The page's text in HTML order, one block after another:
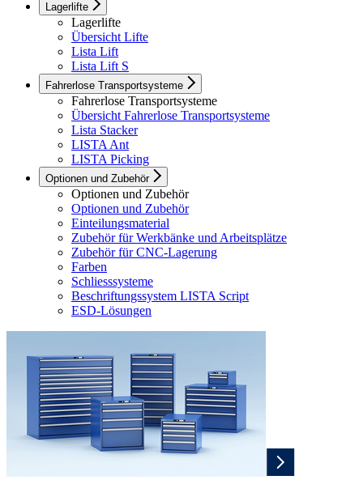
Lagerlifte
Lagerlifte
Übersicht Lifte
Lista Lift
Lista Lift S
Fahrerlose Transportsysteme
Fahrerlose Transportsysteme
Übersicht Fahrerlose Transportsysteme
Lista Stacker
LISTA Ant
LISTA Picking
Optionen und Zubehör
Optionen und Zubehör
Optionen und Zubehör
Einteilungsmaterial
Zubehör für Werkbänke und Arbeitsplätze
Zubehör für CNC-Lagerung
Farben
Schliesssysteme
Beschriftungssystem LISTA Script
ESD-Lösungen